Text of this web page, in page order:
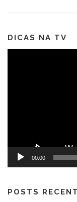
DICAS NA TV
00:00
POSTS